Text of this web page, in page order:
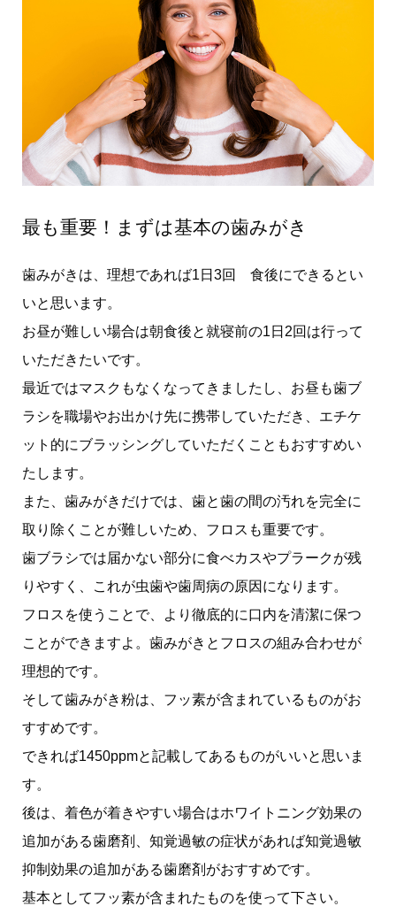
最も重要！まずは基本の歯みがき
歯みがきは、理想であれば1日3回 食後にできるとい
いと思います。
お昼が難しい場合は朝食後と就寝前の1日2回は行って
いただきたいです。
最近ではマスクもなくなってきましたし、お昼も歯ブ
ラシを職場やお出かけ先に携帯していただき、エチケ
ット的にブラッシングしていただくこともおすすめい
たします。
また、歯みがきだけでは、歯と歯の間の汚れを完全に
取り除くことが難しいため、フロスも重要です。
歯ブラシでは届かない部分に食べカスやプラークが残
りやすく、これが虫歯や歯周病の原因になります。
フロスを使うことで、より徹底的に口内を清潔に保つ
ことができますよ。歯みがきとフロスの組み合わせが
理想的です。
そして歯みがき粉は、フッ素が含まれているものがお
すすめです。
できれば1450ppmと記載してあるものがいいと思いま
す。
後は、着色が着きやすい場合はホワイトニング効果の
追加がある歯磨剤、知覚過敏の症状があれば知覚過敏
抑制効果の追加がある歯磨剤がおすすめです。
基本としてフッ素が含まれたものを使って下さい。